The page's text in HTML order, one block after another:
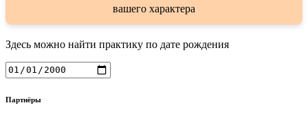
вашего характера
Здесь можно найти практику по дате рождения
Партнёры